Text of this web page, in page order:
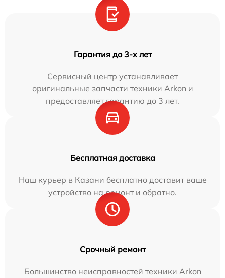
Гарантия до 3-х лет
Сервисный центр устанавливает
оригинальные запчасти техники Arkon и
предоставляет гарантию до 3 лет.
Бесплатная доставка
Наш курьер в Казани бесплатно доставит ваше
устройство на ремонт и обратно.
Срочный ремонт
Большинство неисправностей техники Arkon